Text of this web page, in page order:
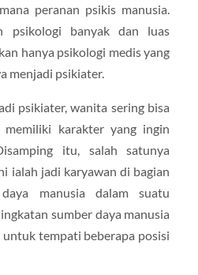
peranan psikis manusia.
psikologi banyak dan luas
hanya psikologi medis yang
menjadi psikiater.
psikiater, wanita sering bisa
karakter yang ingin
itu, salah satunya
ialah jadi karyawan di bagian
manusia dalam suatu
sumber daya manusia
tempati beberapa posisi